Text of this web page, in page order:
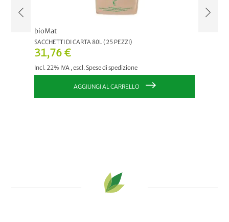
31,76 €
Incl. 22% IVA ,escl.Spese di spedizione
bioMat
SACCHETTI DI CARTA 80L (25 PEZZI)
AGGIUNGI AL CARRELLO